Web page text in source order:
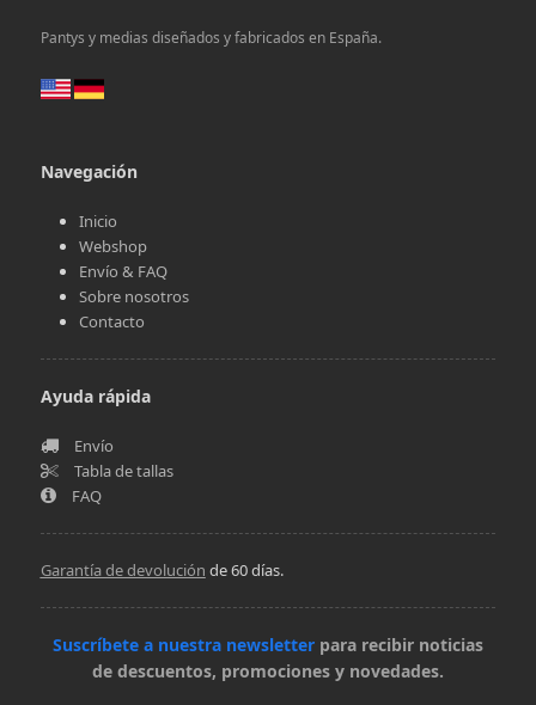
Pantys y medias diseñados y fabricados en España.
Navegación
Inicio
Webshop
Envío & FAQ
Sobre nosotros
Contacto
Ayuda rápida
Envío
Tabla de tallas
FAQ
Garantía de devolución de 60 días.
Suscríbete a nuestra newsletter para recibir noticias
de descuentos, promociones y novedades.